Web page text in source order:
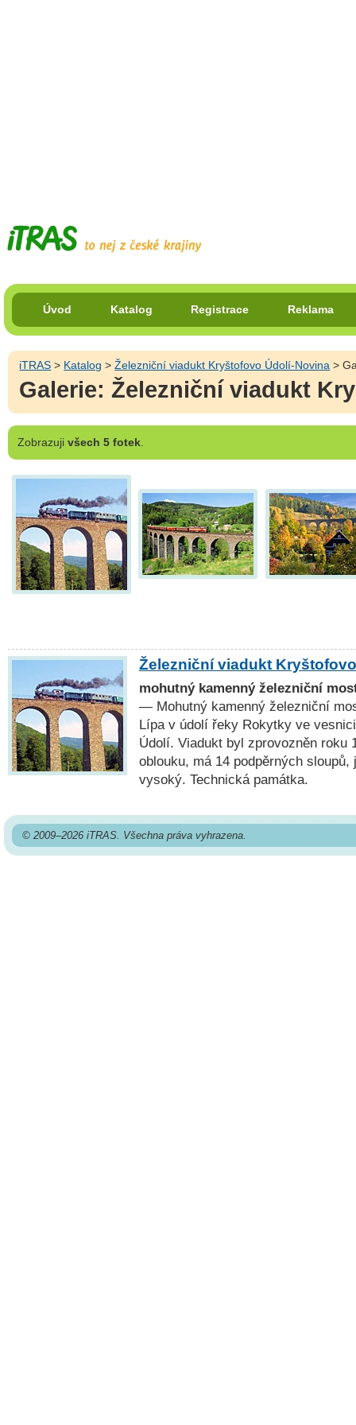
Úvod Katalog Registrace Reklama
iTRAS > Katalog >Železniční viadukt Kryštofovo Údolí-Novina >
Galerie: Železniční viadukt
Zobrazuji všech 5 fotek.
Železniční viadukt
mohutný kamenný železniční
— Mohutný kamenný železniční
Lípa v údolí řeky Rokytky ve
Údolí. Viadukt byl zprovozněn roku
oblouku, má 14 podpěrných sloupů,
vysoký. Technická památka.
© 2009–2026 iTRAS. Všechna práva vyhrazena.